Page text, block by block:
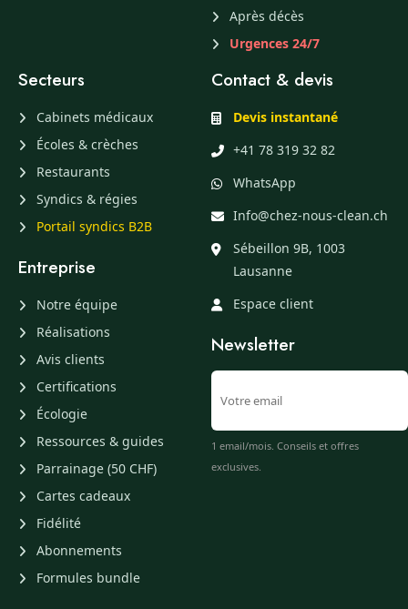
Après décès
Urgences 24/7
Secteurs
Cabinets médicaux
Écoles & crèches
Restaurants
Syndics & régies
Portail syndics B2B
Entreprise
Notre équipe
Réalisations
Avis clients
Certifications
Écologie
Ressources & guides
Parrainage (50 CHF)
Cartes cadeaux
Fidélité
Abonnements
Formules bundle
Contact & devis
Devis instantané
+41 78 319 32 82
WhatsApp
Info@chez-nous-clean.ch
Sébeillon 9B, 1003
Lausanne
Espace client
Newsletter
1 email/mois. Conseils et offres
exclusives.